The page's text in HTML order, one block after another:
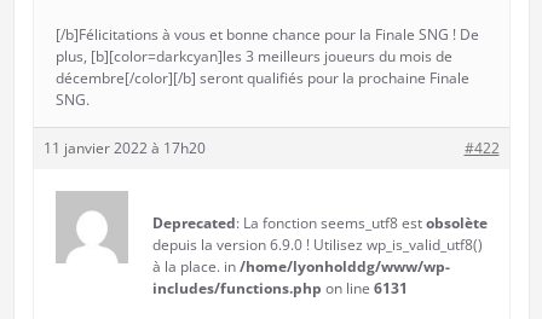
[/b]Félicitations à vous et bonne chance pour la Finale SNG ! De
plus, [b][color=darkcyan]les 3 meilleurs joueurs du mois de
décembre[/color][/b] seront qualifiés pour la prochaine Finale
SNG.
11 janvier 2022 à 17h20 #422
Deprecated: La fonction seems_utf8 estobsolète
depuis la version 6.9.0 ! Utilisez wp_is_valid_utf8()
à la place. in/home/lyonholddg/www/wp-
includes/functions.php on line 6131